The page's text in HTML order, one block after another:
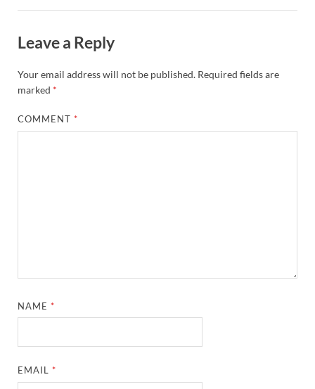
Leave a Reply
Your email address will not be published. Required fields are
marked *
COMMENT*
NAME*
EMAIL*